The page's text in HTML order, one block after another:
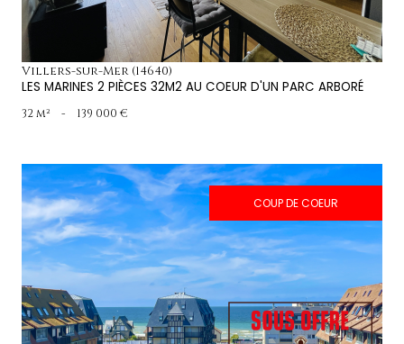
Villers-sur-Mer (14640)
LES MARINES 2 PIÈCES 32M2 AU COEUR D'UN PARC ARBORÉ
32 m² - 139 000 €
COUP DE COEUR
voir le bien